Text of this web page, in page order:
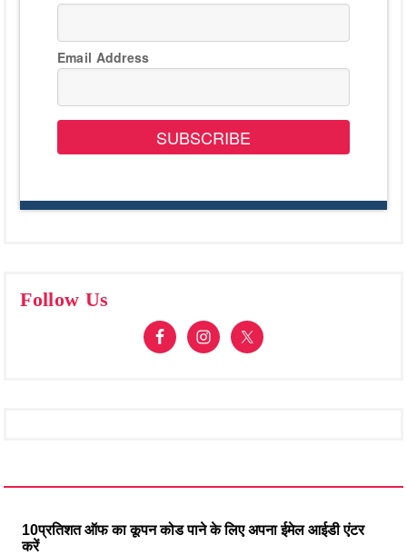
Email Address
SUBSCRIBE
Follow Us
10प्रतिशत ऑफ का कूपन कोड पाने के लिए अपना ईमेल आईडी एंटर
करें